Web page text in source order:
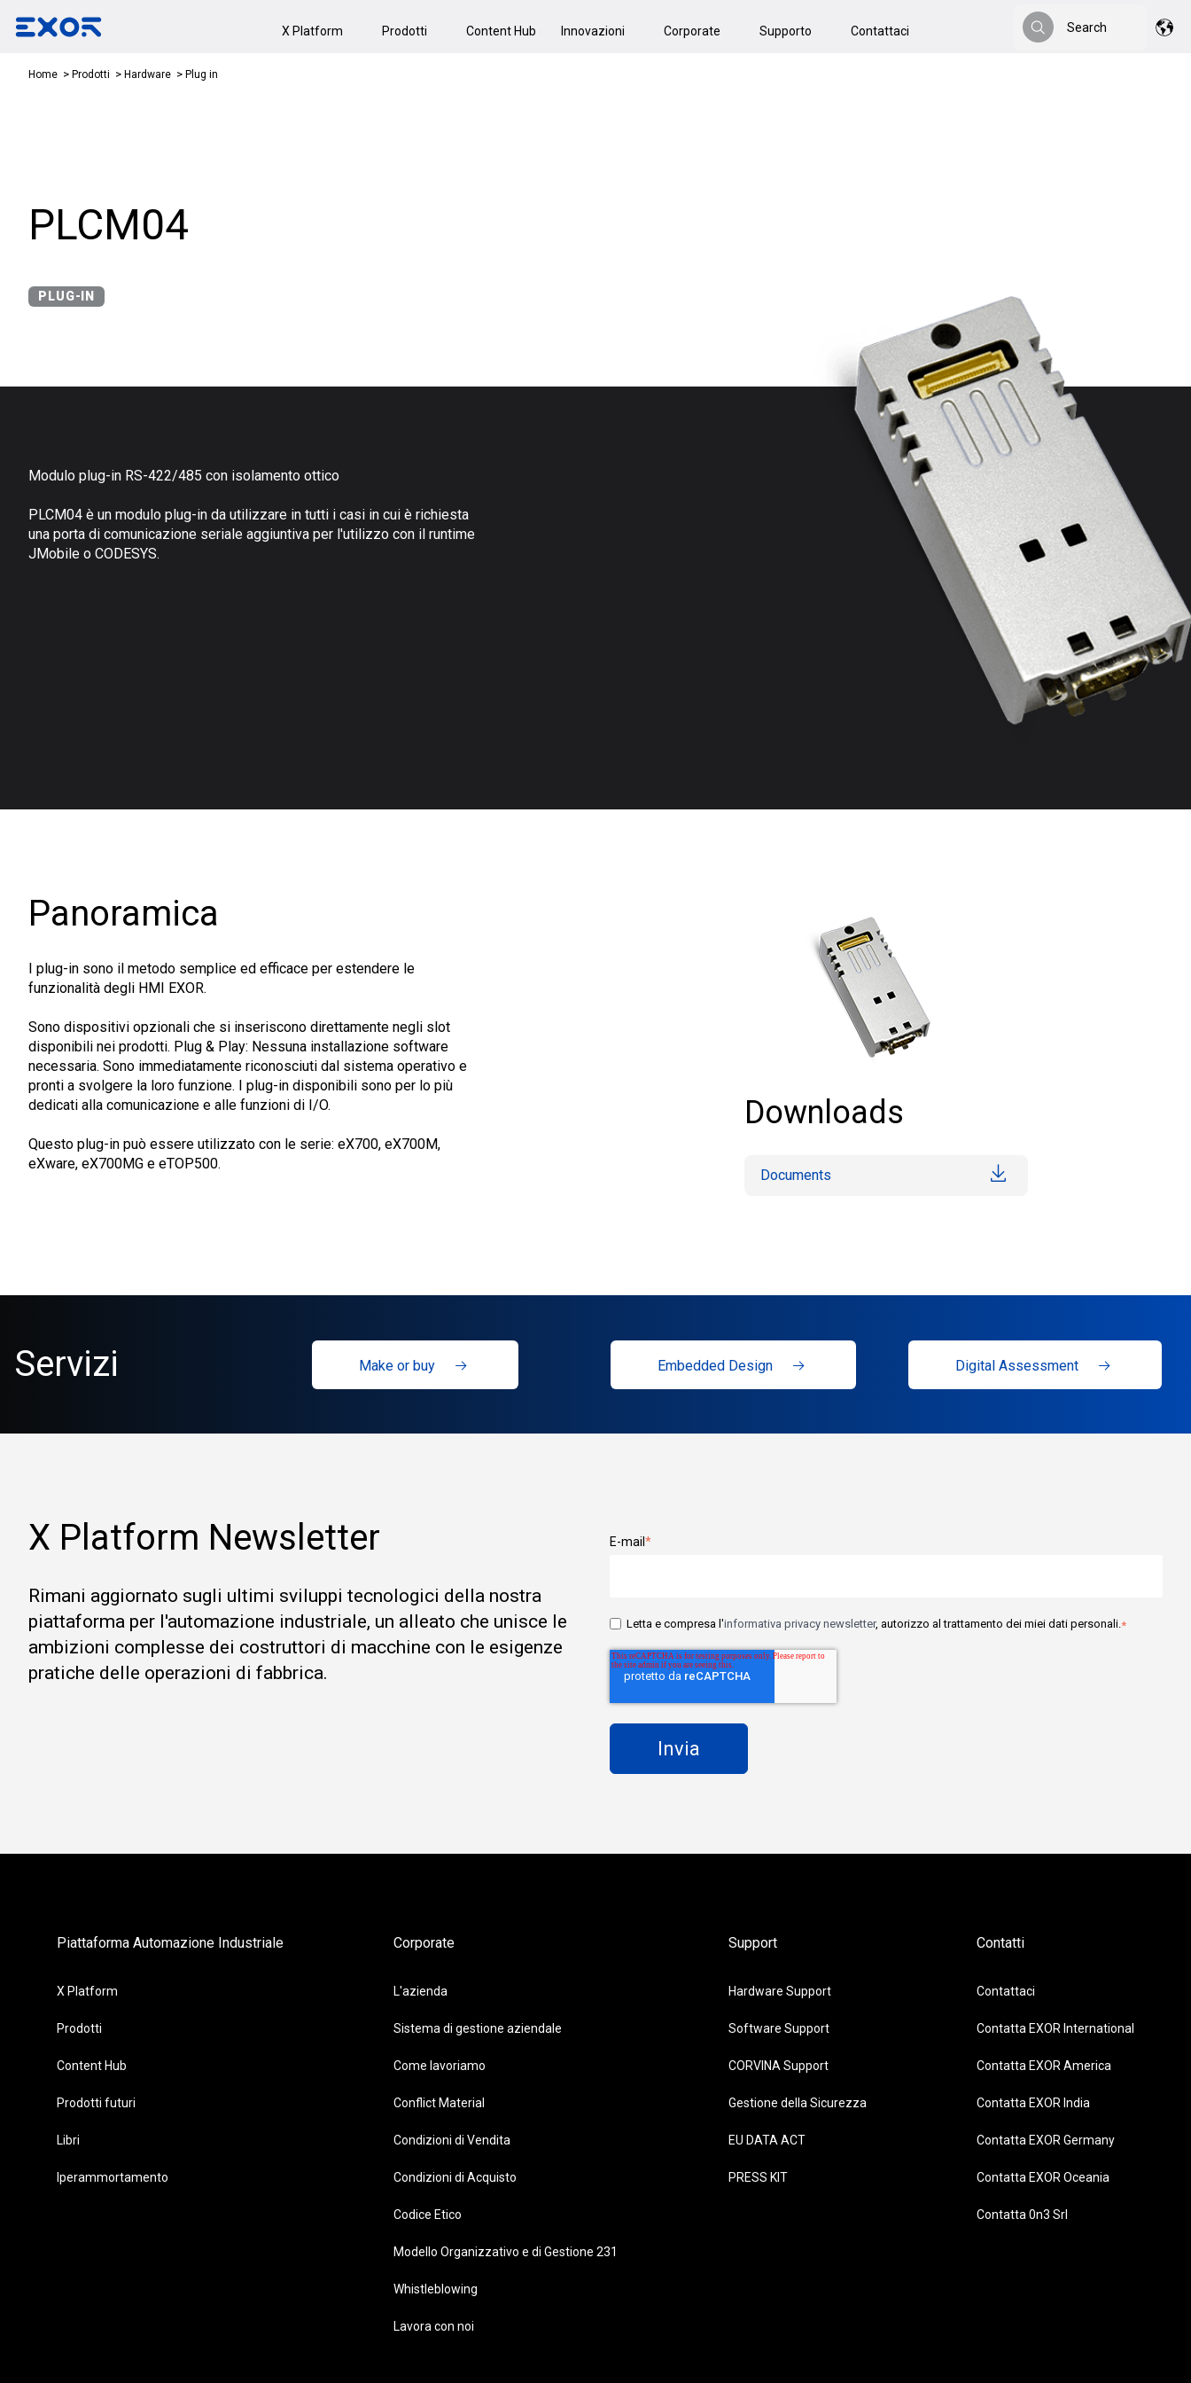
X Platform Prodotti Content Hub Innovazioni Corporate Supporto Contattaci
Search
Search
Home Prodotti Hardware Plug in
PLCM04
PLUG-IN
Modulo plug-in RS-422/485 con isolamento ottico
PLCM04 è un modulo plug-in da utilizzare in tutti i casi in cui è richiesta
una porta di comunicazione seriale aggiuntiva per l'utilizzo con il runtime
JMobile o CODESYS.
Panoramica
I plug-in sono il metodo semplice ed efficace per estendere le
funzionalità degli HMI EXOR.
Sono dispositivi opzionali che si inseriscono direttamente negli slot
disponibili nei prodotti. Plug & Play: Nessuna installazione software
necessaria. Sono immediatamente riconosciuti dal sistema operativo e
pronti a svolgere la loro funzione. I plug-in disponibili sono per lo più
dedicati alla comunicazione e alle funzioni di I/O.
Questo plug-in può essere utilizzato con le serie: eX700, eX700M,
eXware, eX700MG e eTOP500.
Downloads
Documents
Servizi Make or buy Embedded Design Digital Assessment
X Platform Newsletter
Rimani aggiornato sugli ultimi sviluppi tecnologici della nostra
piattaforma per l'automazione industriale, un alleato che unisce le
ambizioni complesse dei costruttori di macchine con le esigenze
pratiche delle operazioni di fabbrica.
E-mail*
Letta e compresa l'informativa privacy newsletter, autorizzo al trattamento dei miei dati personali.*
Piattaforma Automazione Industriale
X Platform
Prodotti
Content Hub
Prodotti futuri
Libri
Iperammortamento
Corporate
L'azienda
Sistema di gestione aziendale
Come lavoriamo
Conflict Material
Condizioni di Vendita
Condizioni di Acquisto
Codice Etico
Modello Organizzativo e di Gestione 231
Whistleblowing
Lavora con noi
Support
Hardware Support
Software Support
CORVINA Support
Gestione della Sicurezza
EU DATA ACT
PRESS KIT
Contatti
Contattaci
Contatta EXOR International
Contatta EXOR America
Contatta EXOR India
Contatta EXOR Germany
Contatta EXOR Oceania
Contatta 0n3 Srl